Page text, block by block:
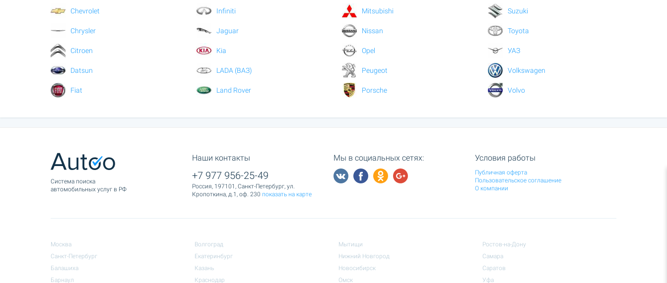
Chevrolet
Chrysler
Citroen
Datsun
Fiat
Infiniti
Jaguar
Kia
LADA (ВАЗ)
Land Rover
Mitsubishi
Nissan
Opel
Peugeot
Porsche
Suzuki
Toyota
УАЗ
Volkswagen
Volvo
Cистема поиска
автомобильных услуг в РФ
Наши контакты
+7 977 956-25-49
Россия, 197101, Санкт-Петербург, ул.
Кропоткина, д.1, оф. 230 показать на карте
Мы в социальных сетях: Условия работы
Публичная оферта
Пользовательское соглашение
О компании
Москва
Санкт-Петербург
Балашиха
Барнаул
Волгоград
Екатеринбург
Казань
Краснодар
Мытищи
Нижний Новгород
Новосибирск
Омск
Ростов-на-Дону
Самара
Саратов
Уфа